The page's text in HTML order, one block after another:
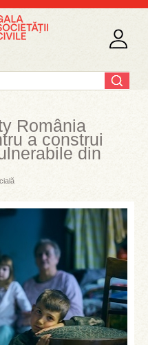
România
a construi
din